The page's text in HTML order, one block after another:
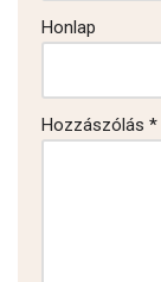
Honlap
Hozzászólás *